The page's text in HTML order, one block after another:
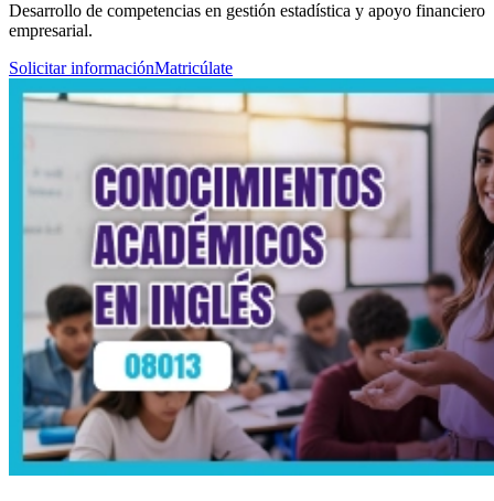
Desarrollo de competencias en gestión estadística y apoyo financiero
empresarial.
Solicitar informaciónMatricúlate